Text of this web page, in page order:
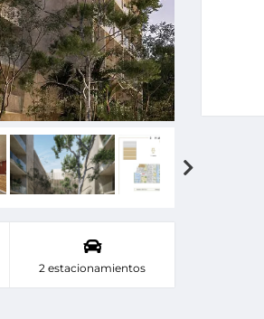
2 estacionamientos